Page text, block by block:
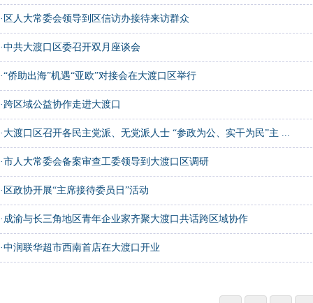
· 区人大常委会领导到区信访办接待来访群众
·中共大渡口区委召开双月座谈会
·“侨助出海”机遇“亚欧”对接会在大渡口区举行
·跨区域公益协作走进大渡口
· 大渡口区召开各民主党派、无党派人士 “参政为公、实干为民”主 ...
·市人大常委会备案审查工委领导到大渡口区调研
· 区政协开展“主席接待委员日”活动
· 成渝与长三角地区青年企业家齐聚大渡口共话跨区域协作
·中润联华超市西南首店在大渡口开业